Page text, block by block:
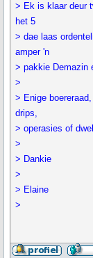
> Ek is klaar deur
het 5
> dae laas
amper 'n
> pakkie Demazin
>
> Enige
drips,
> operasies of
>
> Dankie
>
> Elaine
>